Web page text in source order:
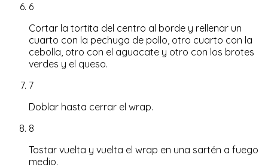
6
Cortar la tortita del centro al borde y rellenar un
cuarto con la pechuga de pollo, otro cuarto con la
cebolla, otro con el aguacate y otro con los brotes
verdes y el queso.
7
Doblar hasta cerrar el wrap.
8
Tostar vuelta y vuelta el wrap en una sartén a fuego
medio.